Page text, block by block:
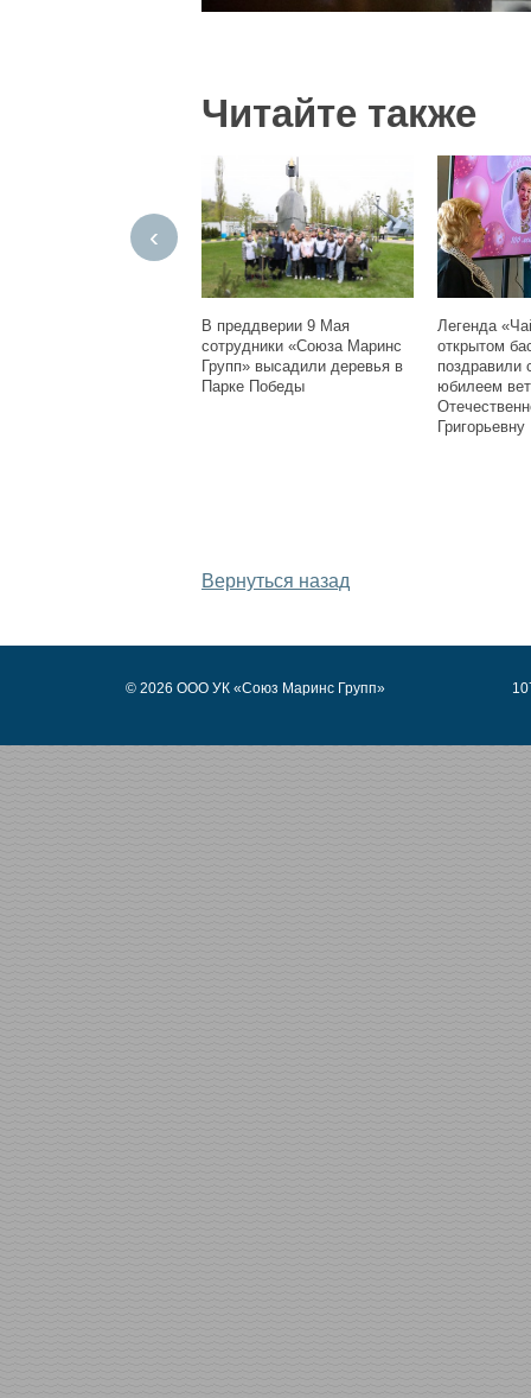
Читайте также
‹
В преддверии 9 Мая
сотрудники «Союза Маринс
Групп» высадили деревья в
Парке Победы
Легенда
открытом
поздравили
юбилеем
Вернуться назад
© 2026 ООО УК «Союз Маринс Групп»